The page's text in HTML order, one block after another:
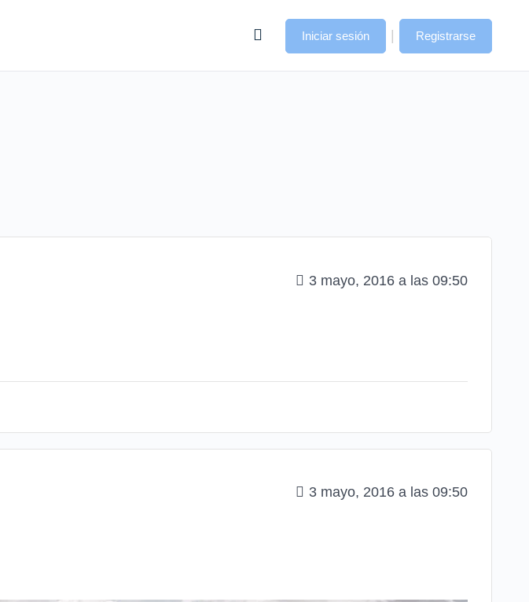
Iniciar sesión | Registrarse
3 mayo, 2016 a las 09:50
3 mayo, 2016 a las 09:50